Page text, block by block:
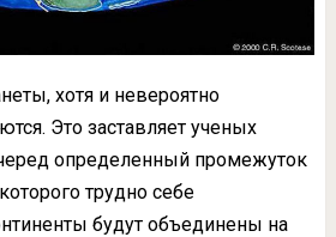
хотя и невероятно
Это заставляет ученых
определенный промежуток
трудно себе
будут объединены на